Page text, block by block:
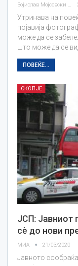
Војислав Мојсовски
Утринава на
појавија
може да се
што може да се
ПОВЕЌЕ...
СКОПЈЕ
ЈСП: Јавниот
сè до нови
МИА 21/03/2020
Јавното